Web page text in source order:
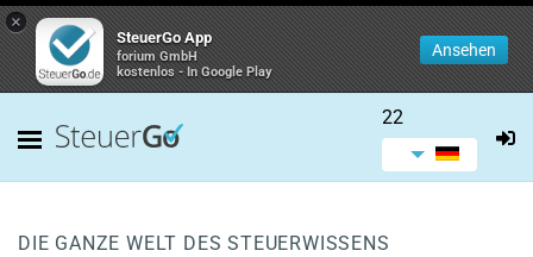
×
SteuerGo App
forium GmbH
kostenlos - In Google Play
Ansehen
22
DIE GANZE WELT DES STEUERWISSENS